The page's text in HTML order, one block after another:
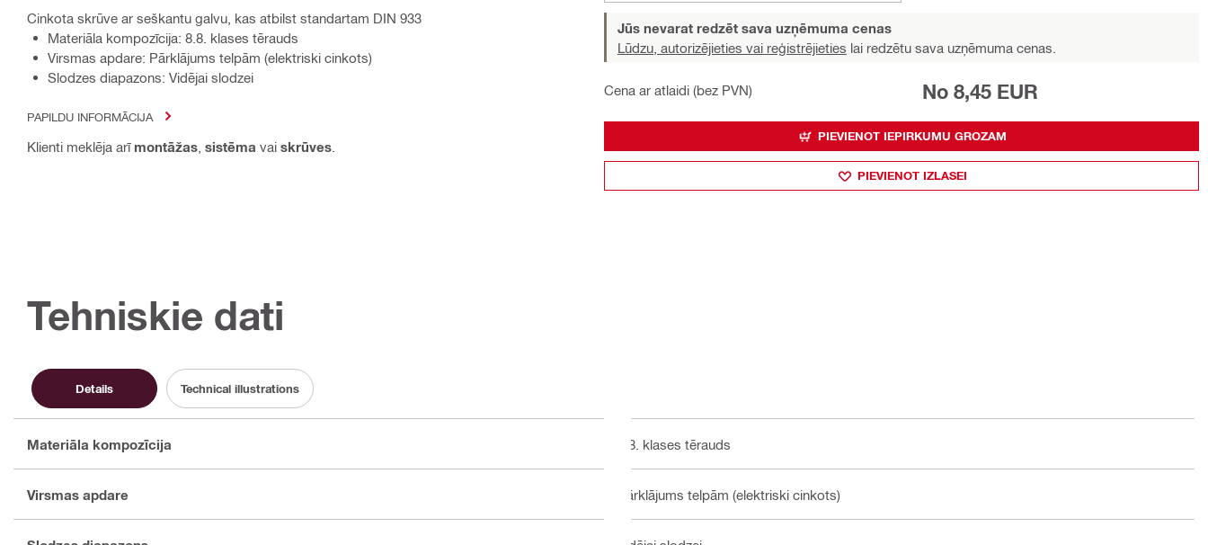
Cinkota skrūve ar seškantu galvu, kas atbilst standartam DIN 933
Materiāla kompozīcija: 8.8. klases tērauds
Virsmas apdare: Pārklājums telpām (elektriski cinkots)
Slodzes diapazons: Vidējai slodzei
PAPILDU INFORMĀCIJA
Klienti meklēja arī montāžas sistēma vai skrūves
Jūs nevarat redzēt sava uzņēmuma cenas
Lūdzu, autorizējieties vai reģistrējieties lai redzētu sava uzņēmuma cenas.
Cena ar atlaidi (bez PVN) No 8,45 EUR
PIEVIENOT IEPIRKUMU GROZAM
PIEVIENOT IZLASEI
Tehniskie dati
Details Technical illustrations
Materiāla kompozīcija 8.8. klases tērauds
Virsmas apdare Pārklājums telpām (elektriski cinkots)